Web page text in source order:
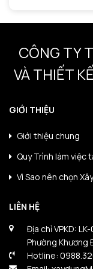
CÔNG TY
VÀ THIẾT
GIỚI THIỆU
Giới thiệu chung
Quy Trình làm việc
Vì Sao nên chọn
LIÊN HỆ
Địa chỉ VPKD:
Phường Khương
Hotline: